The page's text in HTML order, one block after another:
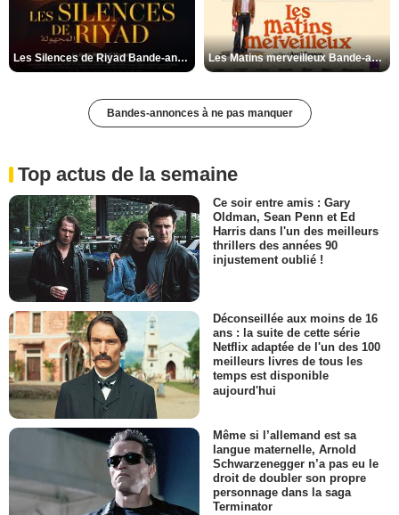
Les Silences de Riyad Bande-annonce VO STFR Les Matins merveilleux Bande-annonce VF
Bandes-annonces à ne pas manquer
Top actus de la semaine
Ce soir entre amis : Gary
Oldman, Sean Penn et Ed
Harris dans l'un des meilleurs
thrillers des années 90
injustement oublié !
Déconseillée aux moins de 16
ans : la suite de cette série
Netflix adaptée de l'un des 100
meilleurs livres de tous les
temps est disponible
aujourd'hui
Même si l’allemand est sa
langue maternelle, Arnold
Schwarzenegger n’a pas eu le
droit de doubler son propre
personnage dans la saga
Terminator